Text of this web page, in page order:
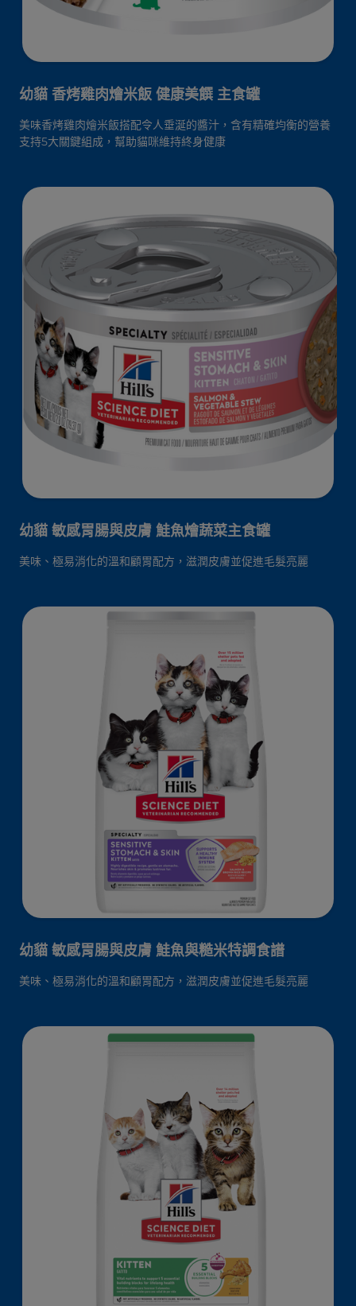
幼貓 香烤雞肉燴米飯 健康美饌 主食罐
美味香烤雞肉燴米飯搭配令人垂涎的醬汁，含有精確均衡的營養
支持5大關鍵組成，幫助貓咪維持終身健康
幼貓 敏感胃腸與皮膚 鮭魚燴蔬菜主食罐
美味、極易消化的溫和顧胃配方，滋潤皮膚並促進毛髮亮麗
幼貓 敏感胃腸與皮膚 鮭魚與糙米特調食譜
美味、極易消化的溫和顧胃配方，滋潤皮膚並促進毛髮亮麗